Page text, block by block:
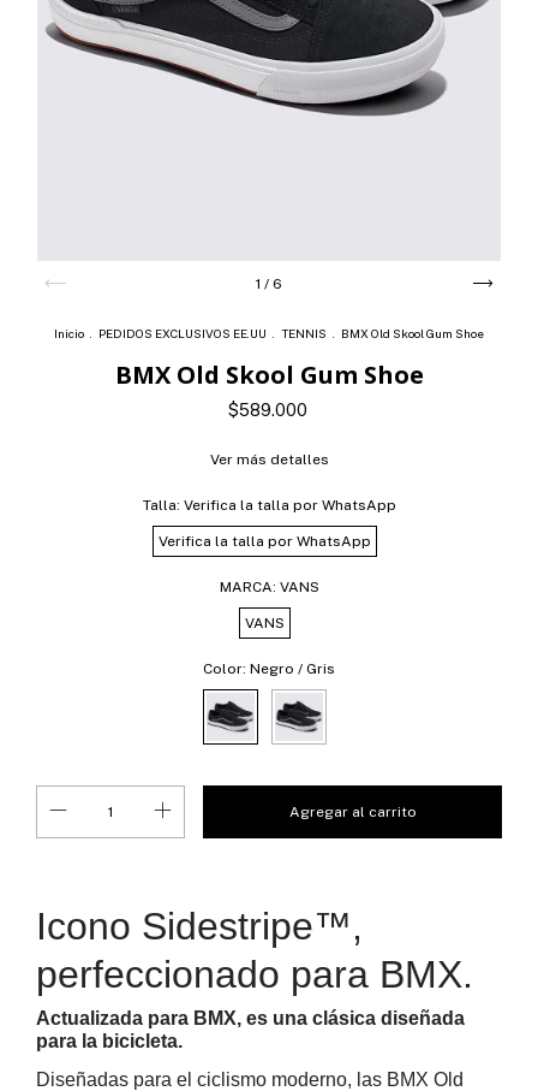
1 / 6
Inicio PEDIDOS EXCLUSIVOS EE.UU TENNIS BMX Old Skool Gum Shoe
BMX Old Skool Gum Shoe
$589.000
Ver más detalles
Talla: Verifica la talla por WhatsApp
Verifica la talla por WhatsApp
MARCA: VANS
VANS
Color: Negro / Gris
Icono Sidestripe™,
perfeccionado para BMX.
Actualizada para BMX, es una clásica diseñada
para la bicicleta.
Diseñadas para el ciclismo moderno, las BMX Old